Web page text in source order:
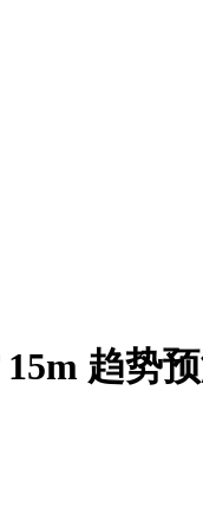
15m 趋势